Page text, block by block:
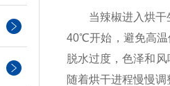
当辣椒进入烘干生
40℃开始，避免高温
脱水过度，色泽和
随着烘干进程慢慢调